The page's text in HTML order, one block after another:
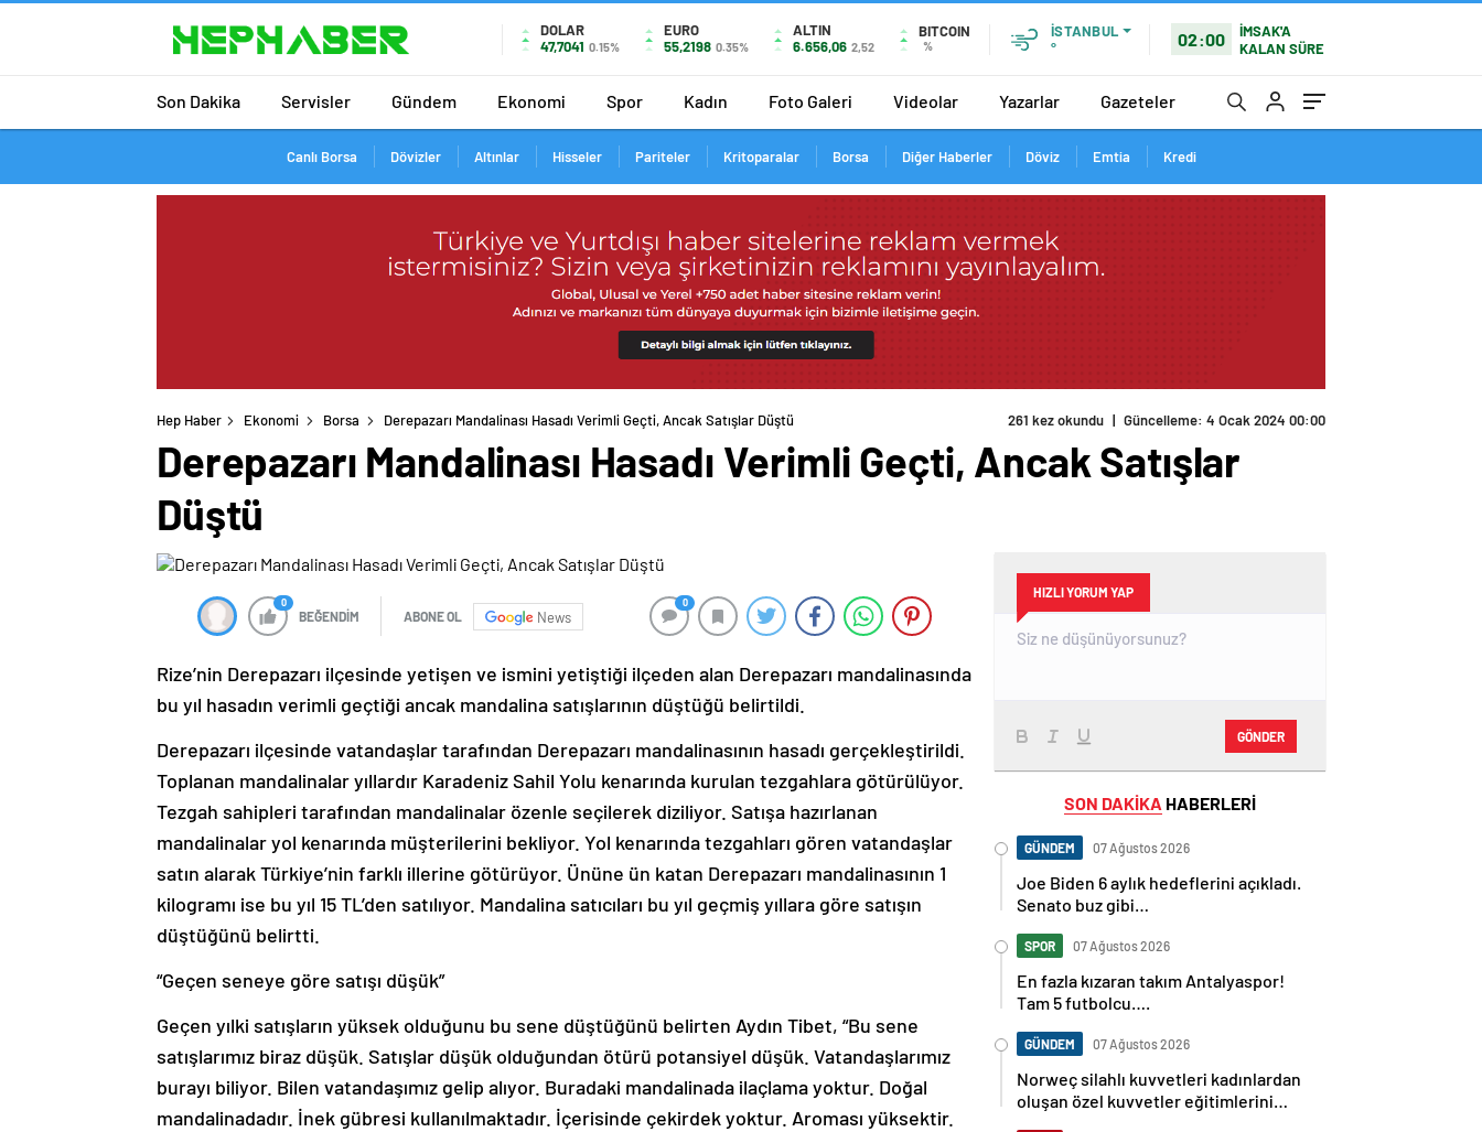
DOLAR
47,7041 0.15%
EURO
55,2198 0.35%
ALTIN
6.656,06 2,52
BITCOIN
%
İSTANBUL
°
02:00
İMSAK'A
KALAN SÜRE
Son Dakika Servisler Gündem Ekonomi Spor Kadın Foto Galeri Videolar Yazarlar Gazeteler
Canlı Borsa Dövizler Altınlar Hisseler Pariteler Kritoparalar Borsa Diğer Haberler Döviz Emtia Kredi
Hep Haber Ekonomi Borsa Derepazarı Mandalinası Hasadı Verimli Geçti, Ancak Satışlar Düştü 261 kez okundu | Güncelleme: 4 Ocak 2024 00:00
Derepazarı Mandalinası Hasadı Verimli Geçti, Ancak Satışlar
Düştü
0
BEĞENDİM ABONE OL News
0
Rize’nin Derepazarı ilçesinde yetişen ve ismini yetiştiği ilçeden alan Derepazarı mandalinasında
bu yıl hasadın verimli geçtiği ancak mandalina satışlarının düştüğü belirtildi.
Derepazarı ilçesinde vatandaşlar tarafından Derepazarı mandalinasının hasadı gerçekleştirildi.
Toplanan mandalinalar yıllardır Karadeniz Sahil Yolu kenarında kurulan tezgahlara götürülüyor.
Tezgah sahipleri tarafından mandalinalar özenle seçilerek diziliyor. Satışa hazırlanan
mandalinalar yol kenarında müşterilerini bekliyor. Yol kenarında tezgahları gören vatandaşlar
satın alarak Türkiye’nin farklı illerine götürüyor. Ününe ün katan Derepazarı mandalinasının 1
kilogramı ise bu yıl 15 TL’den satılıyor. Mandalina satıcıları bu yıl geçmiş yıllara göre satışın
düştüğünü belirtti.
“Geçen seneye göre satışı düşük”
Geçen yılki satışların yüksek olduğunu bu sene düştüğünü belirten Aydın Tibet, “Bu sene
satışlarımız biraz düşük. Satışlar düşük olduğundan ötürü potansiyel düşük. Vatandaşlarımız
burayı biliyor. Bilen vatandaşımız gelip alıyor. Buradaki mandalinada ilaçlama yoktur. Doğal
mandalinadadır. İnek gübresi kullanılmaktadır. İçerisinde çekirdek yoktur. Aroması yüksektir.
HIZLI YORUM YAP
GÖNDER
SON DAKİKA HABERLERİ
GÜNDEM 07 Ağustos 2026
Joe Biden 6 aylık hedeflerini açıkladı.
Senato buz gibi…
SPOR 07 Ağustos 2026
En fazla kızaran takım Antalyaspor!
Tam 5 futbolcu….
GÜNDEM 07 Ağustos 2026
Norweç silahlı kuvvetleri kadınlardan
oluşan özel kuvvetler eğitimlerini